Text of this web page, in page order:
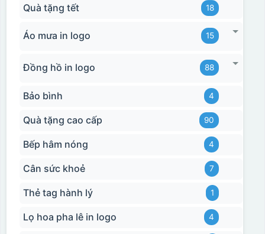
Quà tặng tết 18
Áo mưa in logo 15
Đồng hồ in logo 88
Bảo bình 4
Quà tặng cao cấp 90
Bếp hâm nóng 4
Cân sức khoẻ 7
Thẻ tag hành lý 1
Lọ hoa pha lê in logo 4